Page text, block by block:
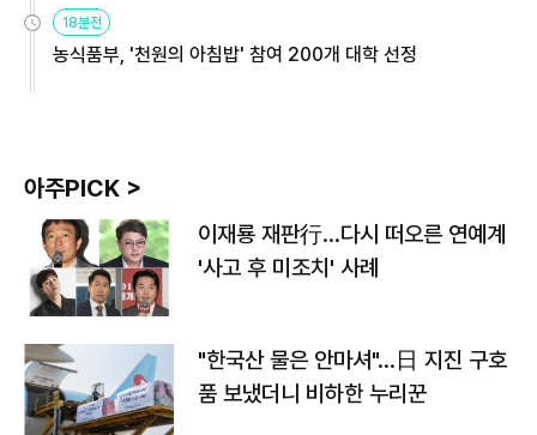
18분전
농식품부, '천원의 아침밥' 참여 200개 대학 선정
아주PICK >
이재룡 재판行…다시 떠오른 연예계
'사고 후 미조치' 사례
"한국산 물은 안마셔"…日 지진 구호
품 보냈더니 비하한 누리꾼